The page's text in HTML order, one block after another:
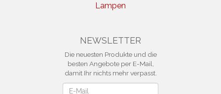
Lampen
NEWSLETTER
Die neuesten Produkte und die
besten Angebote per E-Mail,
damit Ihr nichts mehr verpasst.